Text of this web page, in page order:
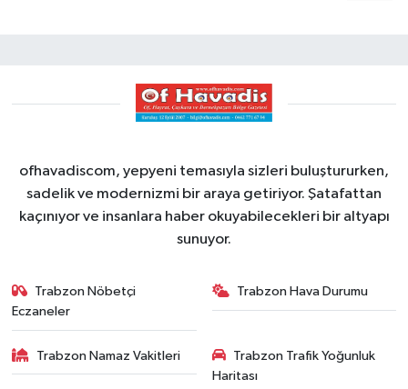
ofhavadiscom, yepyeni temasıyla sizleri buluştururken,
sadelik ve modernizmi bir araya getiriyor. Şatafattan
kaçınıyor ve insanlara haber okuyabilecekleri bir altyapı
sunuyor.
Trabzon Nöbetçi
Eczaneler
Trabzon Hava Durumu
Trabzon Namaz Vakitleri
Trabzon Trafik Yoğunluk
Haritası